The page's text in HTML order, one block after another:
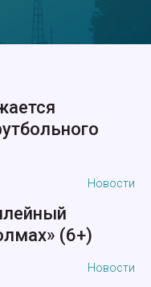
Новости
(6+)
Новости